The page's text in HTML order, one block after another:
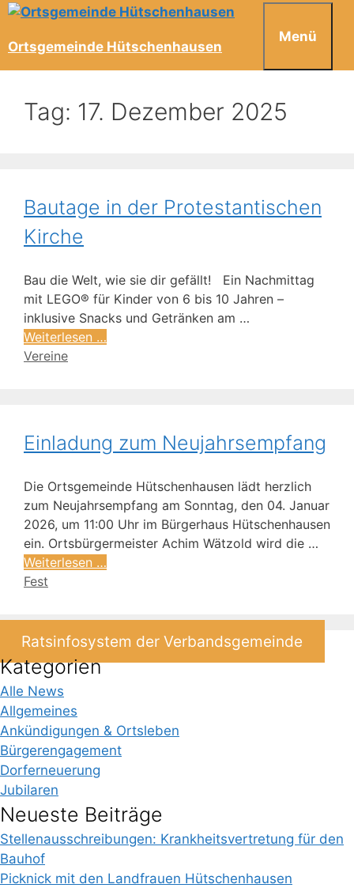
Ortsgemeinde Hütschenhausen
Menü
Tag: 17. Dezember 2025
Bautage in der Protestantischen
Kirche
Bau die Welt, wie sie dir gefällt! Ein Nachmittag
mit LEGO® für Kinder von 6 bis 10 Jahren –
inklusive Snacks und Getränken am …
Weiterlesen …
Vereine
Einladung zum Neujahrsempfang
Die Ortsgemeinde Hütschenhausen lädt herzlich
zum Neujahrsempfang am Sonntag, den 04. Januar
2026, um 11:00 Uhr im Bürgerhaus Hütschenhausen
ein. Ortsbürgermeister Achim Wätzold wird die …
Weiterlesen …
Fest
Ratsinfosystem der Verbandsgemeinde
Kategorien
Alle News
Allgemeines
Ankündigungen & Ortsleben
Bürgerengagement
Dorferneuerung
Jubilaren
Neueste Beiträge
Stellenausschreibungen: Krankheitsvertretung für den
Bauhof
Picknick mit den Landfrauen Hütschenhausen